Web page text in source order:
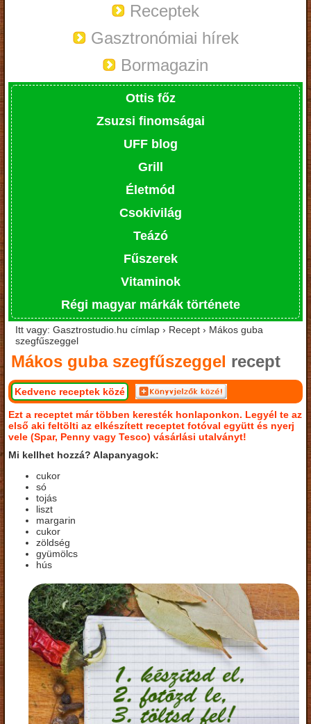
Receptek
Gasztronómiai hírek
Bormagazin
Ottis főz
Zsuzsi finomságai
UFF blog
Grill
Életmód
Csokivilág
Teázó
Fűszerek
Vitaminok
Régi magyar márkák története
Itt vagy: Gasztrostudio.hu címlap › Recept › Mákos guba
szegfűszeggel
Mákos guba szegfűszeggel recept
Kedvenc receptek közé
Ezt a receptet már többen keresték honlaponkon. Legyél te az
első aki feltölti az elkészített receptet fotóval együtt és nyerj
vele (Spar, Penny vagy Tesco) vásárlási utalványt!
Mi kellhet hozzá? Alapanyagok:
cukor
só
tojás
liszt
margarin
cukor
zöldség
gyümölcs
hús